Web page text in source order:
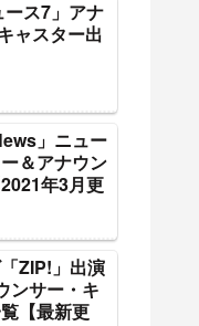
ース7」アナ
ャスター出
」ニュー
＆アナウン
年3月更
ZIP!」出演
ンサー・キ
【最新更